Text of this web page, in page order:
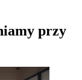
przy